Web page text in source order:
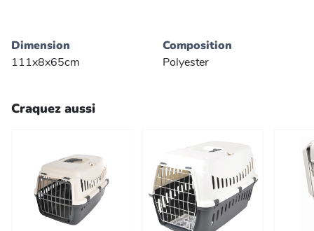
Dimension
111x8x65cm
Composition
Polyester
Craquez aussi